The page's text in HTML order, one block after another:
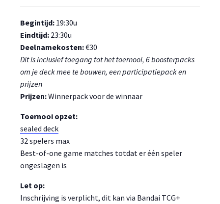
Begintijd: 19:30u
Eindtijd: 23:30u
Deelnamekosten:€30
Dit is inclusief toegang tot het toernooi, 6 boosterpacks
om je deck mee te bouwen, een participatiepack en
prijzen
Prijzen:Winnerpack voor de winnaar
Toernooi opzet:
sealed deck
32 spelers max
Best-of-one game matches totdat er één speler
ongeslagen is
Let op:
Inschrijving is verplicht, dit kan via Bandai TCG+